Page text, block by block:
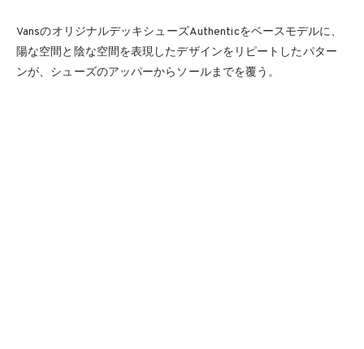
VansのオリジナルデッキシューズAuthenticをベースモデルに、
陽な空間と陰な空間を表現したデザインをリピートしたパター
ンが、シューズのアッパーからソールまでを覆う。